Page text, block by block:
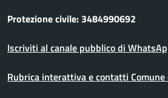
Protezione civile: 3484990692
Iscriviti al canale pubblico di
Rubrica interattiva e contatti Comune